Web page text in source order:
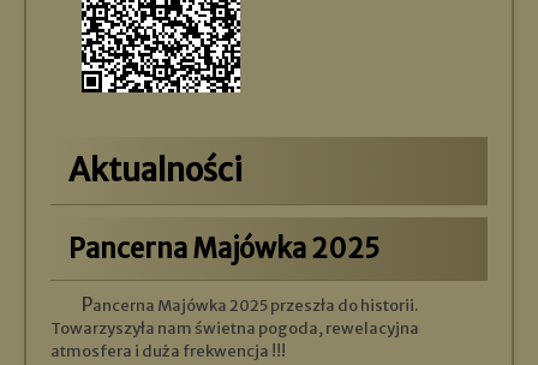
Aktualności
Pancerna Majówka 2025
Pancerna Majówka 2025 przeszła do historii.
Towarzyszyła nam świetna pogoda, rewelacyjna
atmosfera i duża frekwencja !!!